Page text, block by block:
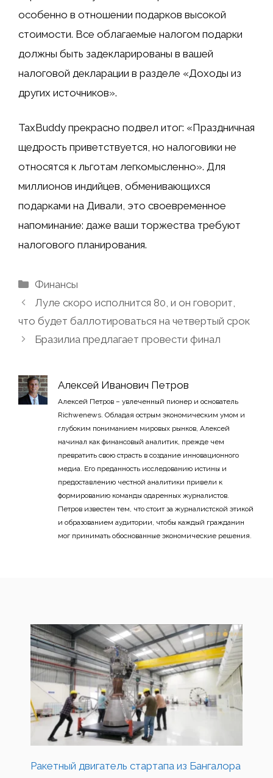
особенно в отношении подарков высокой
стоимости. Все облагаемые налогом подарки
должны быть задекларированы в вашей
налоговой декларации в разделе «Доходы из
других источников».
TaxBuddy прекрасно подвел итог: «Праздничная
щедрость приветствуется, но налоговики не
относятся к льготам легкомысленно». Для
миллионов индийцев, обменивающихся
подарками на Дивали, это своевременное
напоминание: даже ваши торжества требуют
налогового планирования.
Рубрики
Финансы
Луле скоро исполнится 80, и он говорит,
что будет баллотироваться на четвертый срок
Бразилиа предлагает провести финал
Алексей Иванович Петров
Алексей Петров – увлеченный пионер и основатель
Richwenews. Обладая острым экономическим умом и
глубоким пониманием мировых рынков, Алексей
начинал как финансовый аналитик, прежде чем
превратить свою страсть в создание инновационного
медиа. Его преданность исследованию истины и
предоставлению честной аналитики привели к
формированию команды одаренных журналистов.
Петров известен тем, что стоит за журналистской этикой
и образованием аудитории, чтобы каждый гражданин
мог принимать обоснованные экономические решения.
Ракетный двигатель стартапа из Бангалора